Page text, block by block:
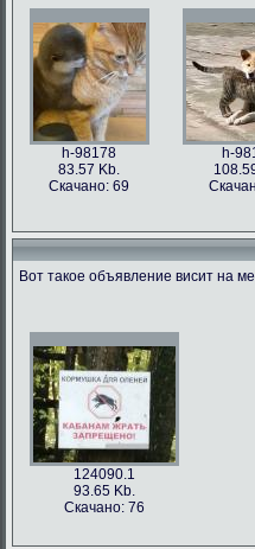
h-98178
83.57 Kb.
Скачано: 69
h-
h-98176
76.47 Kb.
Скачано: 63
h-98171
187.62 Kb.
Скачано: 66
Вот такое объявление висит на
124090.1
93.65 Kb.
Скачано: 76